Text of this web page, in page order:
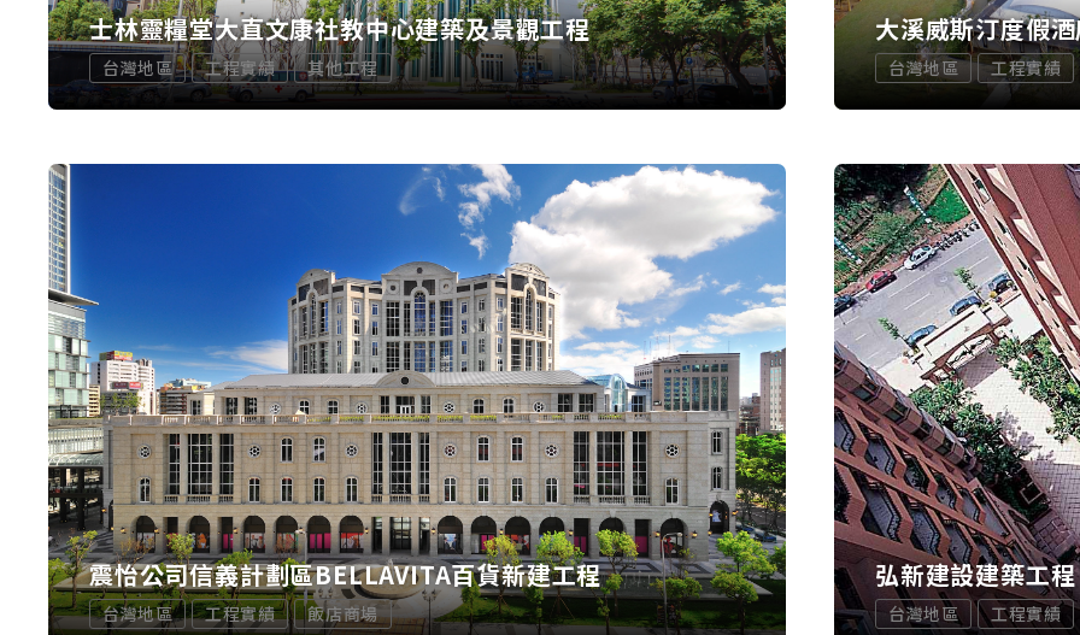
士林靈糧堂大直文康社教中心建築及景觀工程
台灣地區 工程實績 其他工程
大溪威斯汀度假
台灣地區 工程實績
震怡公司信義計劃區BELLAVITA百貨新建工程
台灣地區 工程實績 飯店商場
弘新建設建築工程
台灣地區 工程實績